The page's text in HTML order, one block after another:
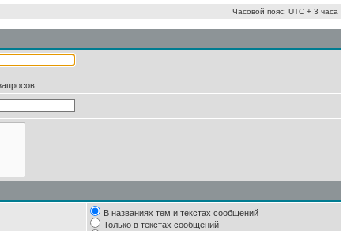
Часовой пояс: UTC + 3 часа
В названиях тем и текстах сообщений
Только в текстах сообщений